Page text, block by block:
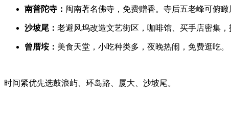
南普陀寺： 闽南著名佛寺，免费赠香。寺后五老峰可俯瞰
沙坡尾： 老避风坞改造文艺街区，咖啡馆、买手店密集，
曾厝垵： 美食天堂，小吃种类多，夜晚热闹，免费逛吃。
时间紧优先选鼓浪屿、环岛路、厦大、沙坡尾。